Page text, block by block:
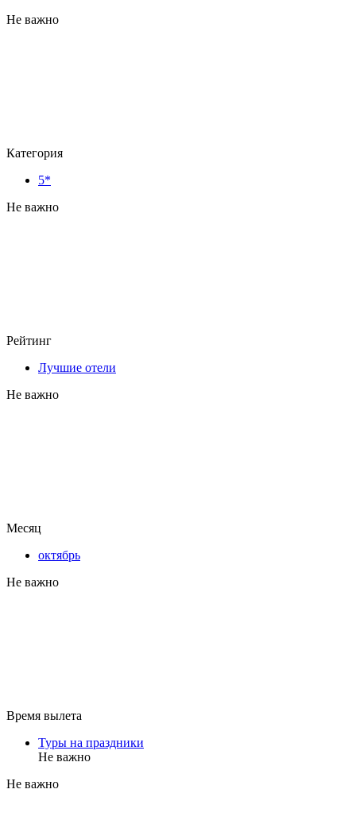
Не важно
Категория
5*
Не важно
Рейтинг
Лучшие отели
Не важно
Месяц
октябрь
Не важно
Время вылета
Туры на праздники
Не важно
Не важно